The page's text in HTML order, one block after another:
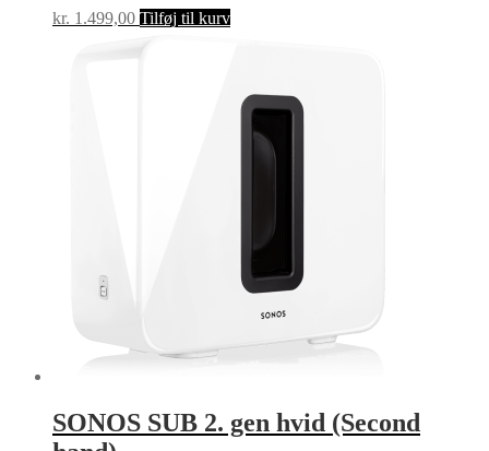
kr. 1.499,00 Tilføj til kurv
SONOS SUB 2. gen hvid (Second